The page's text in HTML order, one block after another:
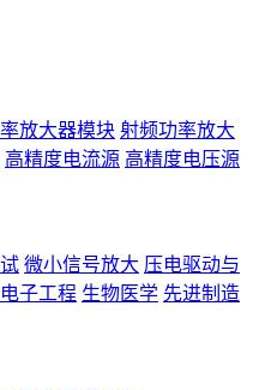
放大器模块 射频功率放大
高精度电流源 高精度电压源
微小信号放大 压电驱动与
子工程 生物医学 先进制造